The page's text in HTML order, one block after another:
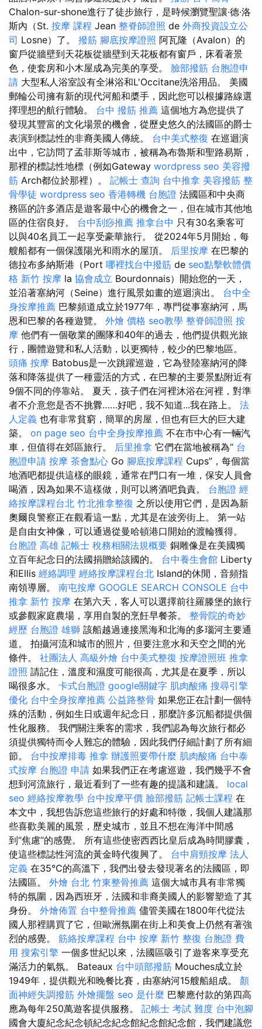
Chalon-sur-shone進行了徒步旅行，是時候瀏覽聖讓·德·洛
斯內（St. 按摩 課程 Jean 整脊師證照 de 外商投資設立公
司 Losne）了。 撥筋 腳底按摩證照 阿瓦隆（Avalon）的
窗戶從牆壁到天花板從牆壁到天花板都有窗戶，床看著景
色，使套房和小木屋成為完美的享受。 臉部撥筋 台胞證申
請 大型私人浴室設有全淋浴和L'Occitane洗浴用品。 美國
郵輪公司擁有新的現代河船和槳手，因此您可以根據路線選
擇理想的航行體驗。 台中 撥筋 推薦 這個地方為您提供了
發現其豐富的文化場景的機會，從歷史悠久的法國區的爵士
表演到標誌性的非裔美國人傳統。 台中美式整復 在巡迴演
出中，它訪問了孟菲斯等城市，被稱為布魯斯和聖路易斯，
那裡的標誌性地標（例如Gateway wordpress seo 美容撥
筋 Arch都位於那裡）。 記帳士 查詢 台中推拿 美容撥筋 整
骨學徒 wordpress seo 香港轉機 台胞證 法國區和中央商
務區的許多酒店是遊客最中心的機會之一，但在城市其他地
區的住宿良好。 台中刮痧推薦 推拿台中 只有30名乘客可
以與40名員工一起享受豪華旅行。 從2024年5月開始，每
艘船都有一個保護陽光和雨水的屋頂。 后里按摩 在巴黎的
德拉布多納斯港（Port 哪裡找台中撥筋 de seo點擊軟體價
格 新竹 按摩 la 協會成立 Bourdonnais）開始您的一天，
並沿著塞納河（Seine）進行風景如畫的巡迴演出。 台中全
身按摩推薦 巴黎頻道成立於1977年，專門從事塞納河，馬
恩和巴黎的各種遊覽。 外燴 價格 seo教學 整脊師證照 按
摩 他們有一個敬業的團隊和40年的過去，他們提供觀光旅
行，團體遊覽和私人活動，以更獨特，較少的巴黎地區。
頭痛 按摩 Batobus是一次跳躍巡遊，它為登陸塞納河的降
落和降落提供了一種靈活的方式，在巴黎的主要景點附近有
9個不同的停靠站。 夏天，孩子們在河裡沐浴在河裡，對準
者不介意您是否不挑釁……好吧，我不知道...我在路上。 法
人定義 也有非常貧窮，簡單的房屋，但也有巨大的巨大建
築。 on page seo 台中全身按摩推薦 不在市中心有一輛汽
車，但值得在郊區旅行。 后里推拿 它們在當地被稱為“ 台
胞證申請 按摩 茶會點心 Go 腳底按摩課程 Cups”，每個當
地酒吧都提供這樣的眼鏡，通常在門口有一堆，保安人員會
喝酒，因為如果不這樣做，則可以將酒吧負責。 台胞證 經
絡按摩課程台北 竹北推拿整復 之所以使用它們，是因為新
奧爾良警察正在觀看這一點，尤其是在波旁街上。 第一站
是自由女神像，可以通過從曼哈頓港口開始的渡輪獲得。
台胞證 高雄 記帳士 稅務相關法規概要 銅雕像是在美國獨
立百年紀念日的法國捐贈給該國的。 台中養生會館 Liberty
和Ellis 經絡調理 經絡按摩課程台北 Island的休閒，音頻指
南領導層。 南屯按摩 GOOGLE SEARCH CONSOLE 台中
推拿 新竹 按摩 在第六天，客人可以選擇前往羅滕堡的旅行
或參觀家庭農場，享用自製的烹飪早餐茶。 整骨院的奇妙
經歷 台胞證 雄獅 該船越過連接黑海和北海的多瑙河主要通
道。 拍攝河流和城市的照片，但要注意水和天空之間的光
條件。 社團法人 高級外燴 台中美式整復 按摩證照班 推拿
證照 請記住，溫度和濕度可能很高，尤其是在夏季，所以
喝很多水。 卡式台胞證 google關鍵字 肌肉酸痛 搜尋引擎
優化 台中全身按摩推薦 公益路整骨 如果您正在計劃一個特
殊的活動，例如生日或週年紀念日，那麼許多沉船都提供個
性化服務。 我們關注乘客的需求，我們認為每次旅行都必
須提供獨特而令人難忘的體驗，因此我們仔細計劃了所有細
節。 台中按摩排毒 推拿 辦護照要帶什麼 肌肉酸痛 台中泰
式按摩 台胞證 申請 如果我們正在考慮巡遊，我們幾乎不會
想到河流旅行，最近看到了一些有趣的提議和建議。 local
seo 經絡按摩教學 台中按摩平價 臉部撥筋 記帳士課程 在
本文中，我想告訴您這些旅行的好處和特徵，我個人建議那
些喜歡美麗的風景，歷史城市，並且不想在海洋中間感
到“焦慮”的感覺。 所有這些使密西西比皇后成為時間膠囊，
使這些標誌性河流的黃金時代復興了。 台中肩頸按摩 法人
定義 在35°C的高溫下，我們出發去發現著名的法國區，即
法國區。 外燴 台北 竹東整骨推薦 這個大城市具有非常獨
特的氛圍，因為西班牙，法國和非裔美國人的影響塑造了其
身份。 外燴佈置 台中整骨推薦 儘管美國在1800年代從法
國人那裡購買了它，但歐洲氛圍在街上和美食上仍然有著強
烈的感覺。 筋絡按摩課程 台中 按摩 新竹 整復 台胞證 費
用 搜索引擎 一個多世紀以來，法國區吸引了遊客來享受充
滿活力的氣氛。 Bateaux 台中頭部撥筋 Mouches成立於
1949年，提供觀光和晚餐比賽，由塞納河15艘船組成。 顏
面神經失調撥筋 外燴擺盤 seo 是什麼 巴黎應付款的第四高
應為每年250萬遊客提供服務。 記帳士 考試 難度 台中泡腳
國會大廈紀念紀念頓紀念紀念館紀念館紀念館，我們建議您